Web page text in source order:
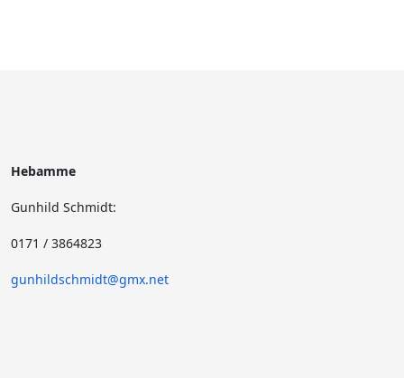
Hebamme
Gunhild Schmidt:
0171 / 3864823
gunhildschmidt@gmx.net